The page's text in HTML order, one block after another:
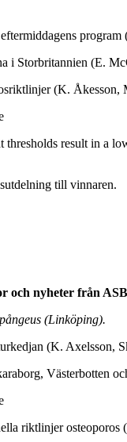
i Storbritannien (E.
(K. Åkesson,
result in a
till vinnaren.
och nyheter från
(Linköping).
(K. Axelsson,
Västerbotten
riktlinjer osteoporos